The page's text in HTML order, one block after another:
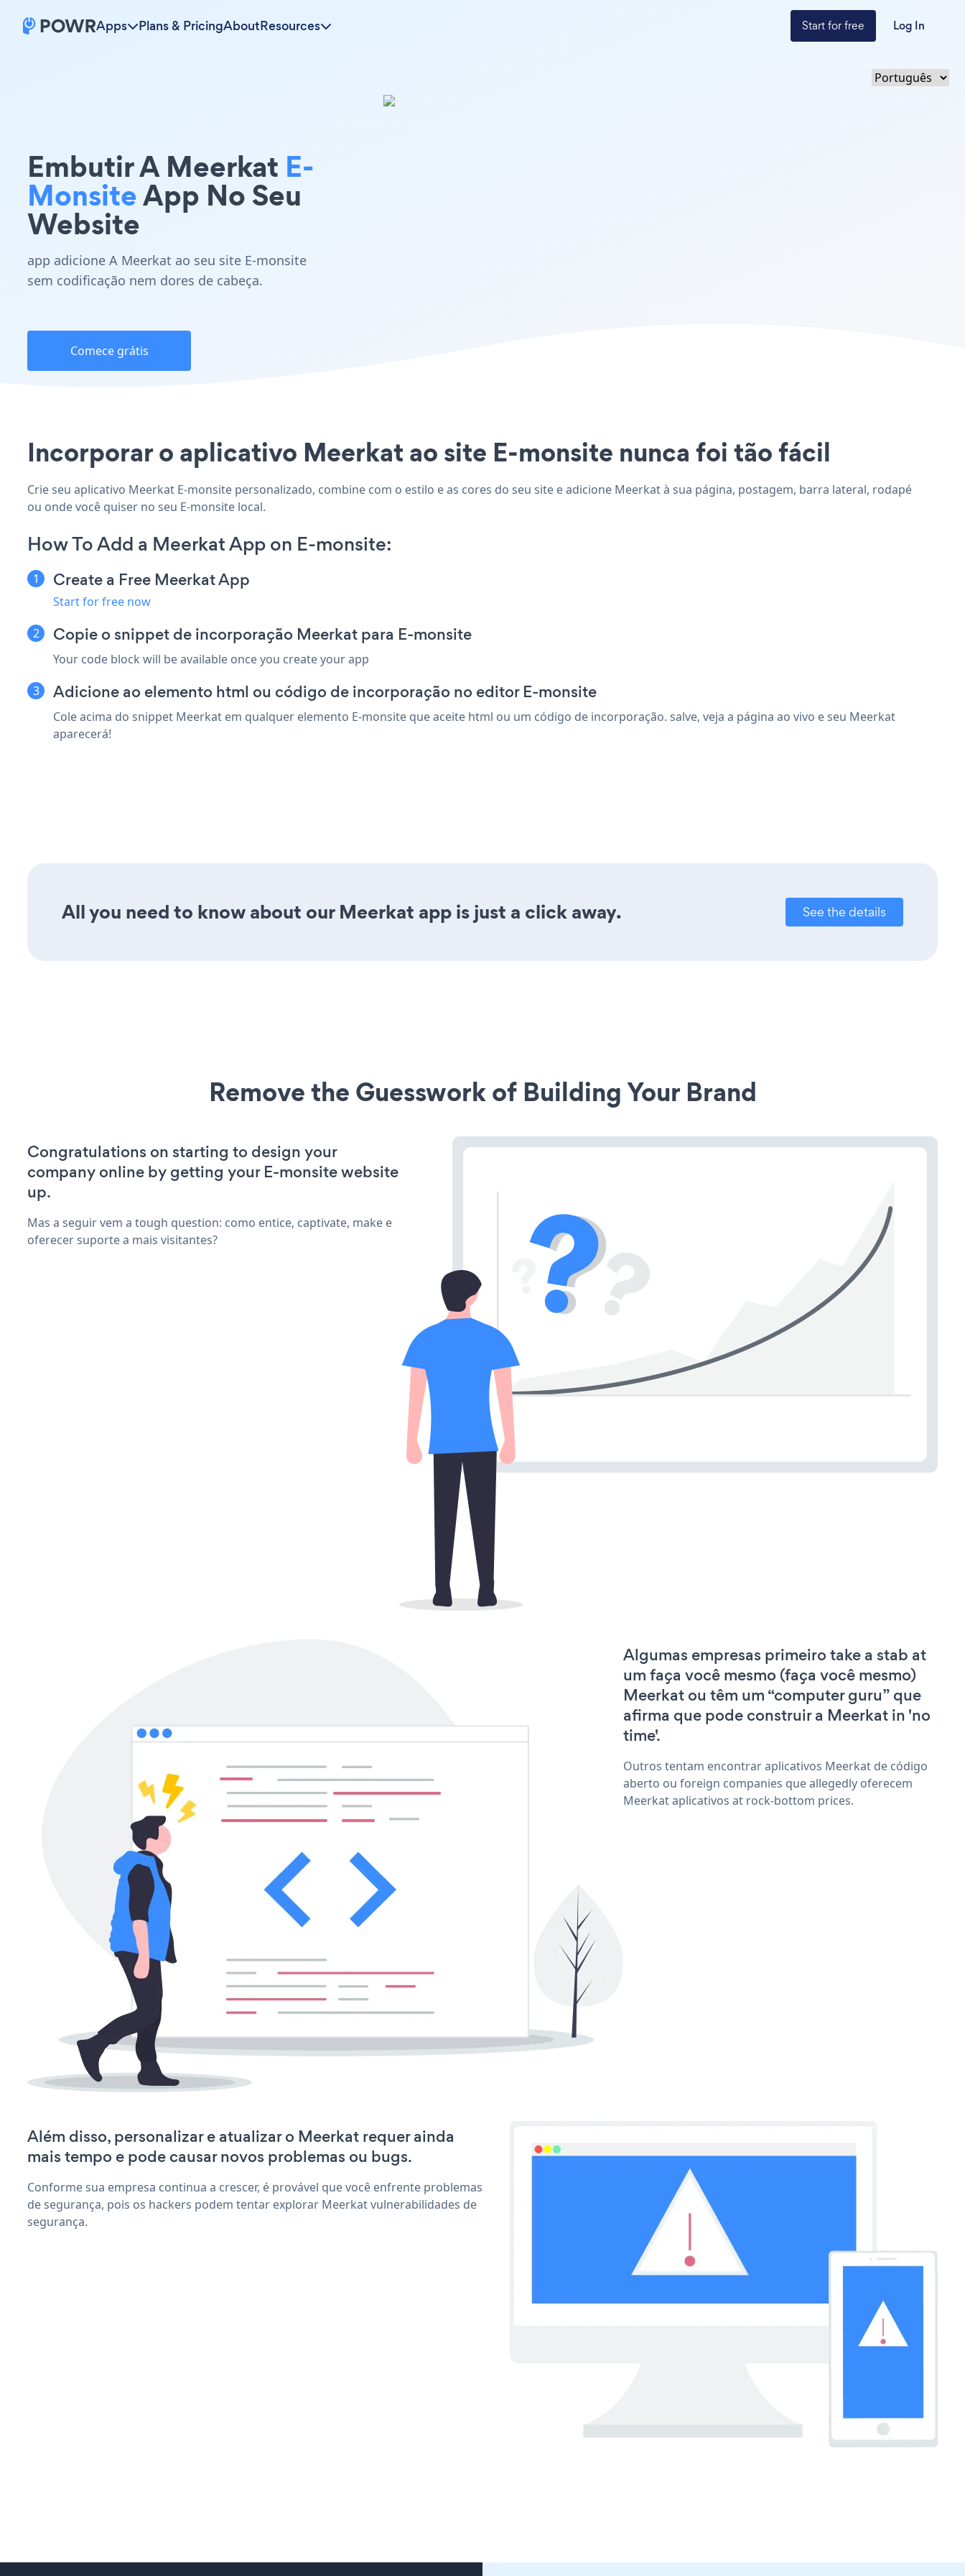
Apps Plans & PricingAboutResources Start for free Log In
Embutir A Meerkat E-
MonsiteApp No Seu
Website
app adicione A Meerkat ao seu site E-monsite
sem codificação nem dores de cabeça.
Comece grátis
Incorporar o aplicativo Meerkat ao site E-monsite nunca foi tão fácil
Crie seu aplicativo Meerkat E-monsite personalizado, combine com o estilo e as cores do seu site e adicione Meerkat à sua página, postagem, barra lateral, rodapé
ou onde você quiser no seu E-monsite local.
How To Add a Meerkat App on E-monsite:
Create a Free Meerkat App
Start for free now
Copie o snippet de incorporação Meerkat para E-monsite
Your code block will be available once you create your app
Adicione ao elemento html ou código de incorporação no editor E-monsite
Cole acima do snippet Meerkat em qualquer elemento E-monsite que aceite html ou um código de incorporação. salve, veja a página ao vivo e seu Meerkat
aparecerá!
All you need to know about our Meerkat app is just a click away. See the details
Remove the Guesswork of Building Your Brand
Congratulations on starting to design your
company online by getting your E-monsite website
up.
Mas a seguir vem a tough question: como entice, captivate, make e
oferecer suporte a mais visitantes?
Algumas empresas primeiro take a stab at
um faça você mesmo (faça você mesmo)
Meerkat ou têm um “computer guru” que
afirma que pode construir a Meerkat in 'no
time'.
Outros tentam encontrar aplicativos Meerkat de código
aberto ou foreign companies que allegedly oferecem
Meerkat aplicativos at rock-bottom prices.
Além disso, personalizar e atualizar o Meerkat requer ainda
mais tempo e pode causar novos problemas ou bugs.
Conforme sua empresa continua a crescer, é provável que você enfrente problemas
de segurança, pois os hackers podem tentar explorar Meerkat vulnerabilidades de
segurança.